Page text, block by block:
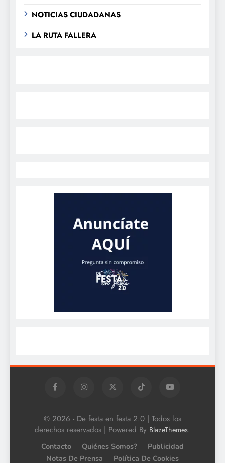
NOTICIAS CIUDADANAS
LA RUTA FALLERA
© 2026 - De festa en festa 2.0 | Todos los
derechos reservados | Powered By BlazeThemes.
Contacto Quiénes Somos?
Publicidad
Notas De Prensa
Política De Cookies